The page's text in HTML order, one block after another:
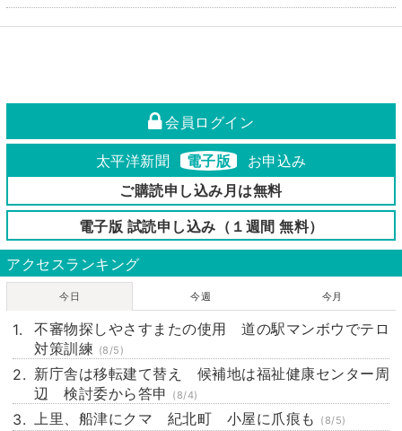
会員ログイン
太平洋新聞 電子版
お申込み
ご購読申し込み月は無料
電子版 試読申し込み（１週間 無料）
アクセスランキング
今日 今週 今月
不審物探しやさすまたの使用 道の駅マンボウでテロ
対策訓練 (8/5)
新庁舎は移転建て替え 候補地は福祉健康センター周
辺 検討委から答申
(8/4)
上里、船津にクマ 紀北町 小屋に爪痕も (8/5)